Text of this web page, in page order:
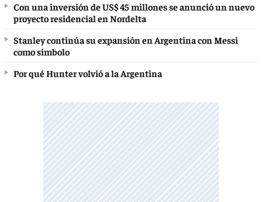
Con una inversión de US$ 45 millones se anunció un nuevo
proyecto residencial en Nordelta
Stanley continúa su expansión en Argentina con Messi
como símbolo
Por qué Hunter volvió a la Argentina